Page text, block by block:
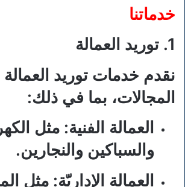
خدماتنا
1. توريد العمالة
نقدم خدمات توريد
المجالات، بما في ذلك:
العمالة الفنية: مثل
والسباكين والنجارين.
العمالة الإداريّة: مثل